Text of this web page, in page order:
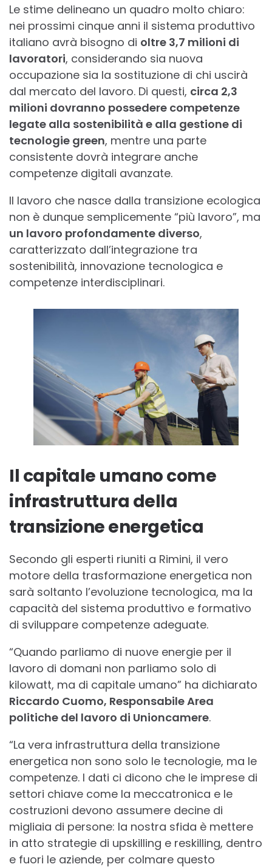
Le stime delineano un quadro molto chiaro:
nei prossimi cinque anni il sistema produttivo
italiano avrà bisogno di oltre 3,7 milioni di
lavoratori, considerando sia nuova
occupazione sia la sostituzione di chi uscirà
dal mercato del lavoro. Di questi, circa 2,3
milioni dovranno possedere competenze
legate alla sostenibilità e alla gestione di
tecnologie green, mentre una parte
consistente dovrà integrare anche
competenze digitali avanzate.
Il lavoro che nasce dalla transizione ecologica
non è dunque semplicemente “più lavoro”, ma
un lavoro profondamente diverso,
caratterizzato dall’integrazione tra
sostenibilità, innovazione tecnologica e
competenze interdisciplinari.
Il capitale umano come
infrastruttura della
transizione energetica
Secondo gli esperti riuniti a Rimini, il vero
motore della trasformazione energetica non
sarà soltanto l’evoluzione tecnologica, ma la
capacità del sistema produttivo e formativo
di sviluppare competenze adeguate.
“Quando parliamo di nuove energie per il
lavoro di domani non parliamo solo di
kilowatt, ma di capitale umano” ha dichiarato
Riccardo Cuomo, Responsabile Area
politiche del lavoro di Unioncamere.
“La vera infrastruttura della transizione
energetica non sono solo le tecnologie, ma le
competenze. I dati ci dicono che le imprese di
settori chiave come la meccatronica e le
costruzioni devono assumere decine di
migliaia di persone: la nostra sfida è mettere
in atto strategie di upskilling e reskilling, dentro
e fuori le aziende, per colmare questo